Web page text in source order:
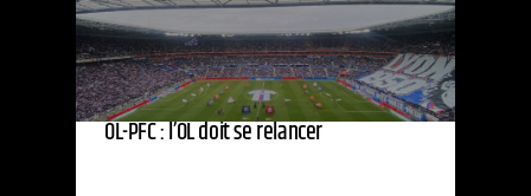
OL-PFC : l’OL doit se relancer